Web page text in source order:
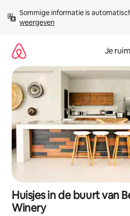
direct
naar
Sommige informatie is
weergeven
Je
Huisjes in de buurt van
Winery